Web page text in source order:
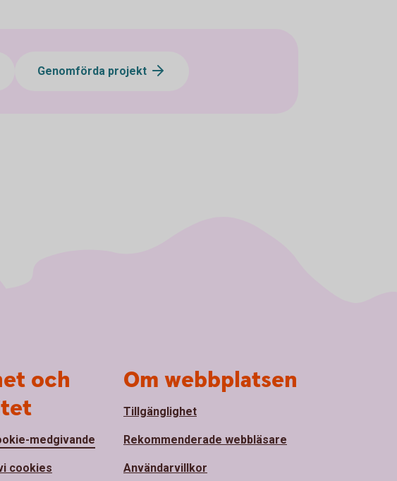
Genomförda projekt
och
medgivande
cookies
Om webbplatsen
Tillgänglighet
Rekommenderade webbläsare
Användarvillkor